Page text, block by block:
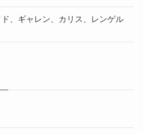
、ギャレン、カリス、レンゲル